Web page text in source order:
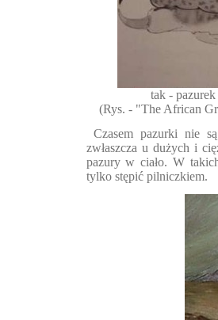
tak -
(Rys. - "The African
Czasem pazurki nie
zwłaszcza u dużych i
pazury w ciało. W
tylko stępić pilniczkiem.